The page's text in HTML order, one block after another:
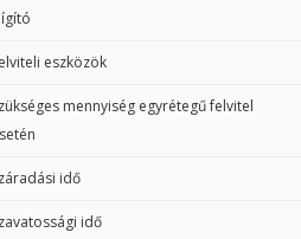
eszközök
mennyiség egyrétegű felvitel
idő
idő